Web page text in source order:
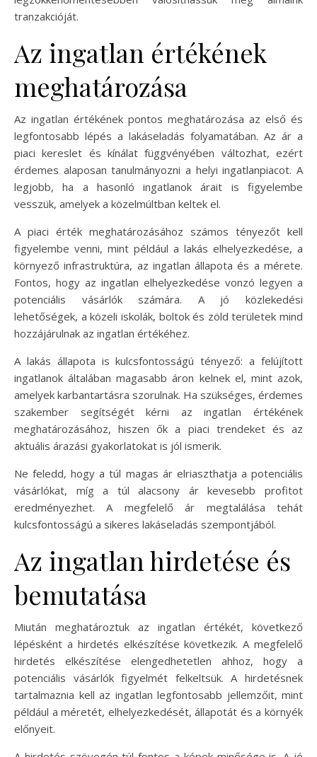
tranzakcióját.
Az ingatlan értékének
meghatározása
Az ingatlan értékének pontos meghatározása az első és
legfontosabb lépés a lakáseladás folyamatában. Az ár a
piaci kereslet és kínálat függvényében változhat, ezért
érdemes alaposan tanulmányozni a helyi ingatlanpiacot. A
legjobb, ha a hasonló ingatlanok árait is figyelembe
vesszük, amelyek a közelmúltban keltek el.
A piaci érték meghatározásához számos tényezőt kell
figyelembe venni, mint például a lakás elhelyezkedése, a
környező infrastruktúra, az ingatlan állapota és a mérete.
Fontos, hogy az ingatlan elhelyezkedése vonzó legyen a
potenciális vásárlók számára. A jó közlekedési
lehetőségek, a közeli iskolák, boltok és zöld területek mind
hozzájárulnak az ingatlan értékéhez.
A lakás állapota is kulcsfontosságú tényező: a felújított
ingatlanok általában magasabb áron kelnek el, mint azok,
amelyek karbantartásra szorulnak. Ha szükséges, érdemes
szakember segítségét kérni az ingatlan értékének
meghatározásához, hiszen ők a piaci trendeket és az
aktuális árazási gyakorlatokat is jól ismerik.
Ne feledd, hogy a túl magas ár elriaszthatja a potenciális
vásárlókat, míg a túl alacsony ár kevesebb profitot
eredményezhet. A megfelelő ár megtalálása tehát
kulcsfontosságú a sikeres lakáseladás szempontjából.
Az ingatlan hirdetése és
bemutatása
Miután meghatároztuk az ingatlan értékét, következő
lépésként a hirdetés elkészítése következik. A megfelelő
hirdetés elkészítése elengedhetetlen ahhoz, hogy a
potenciális vásárlók figyelmét felkeltsük. A hirdetésnek
tartalmaznia kell az ingatlan legfontosabb jellemzőit, mint
például a méretét, elhelyezkedését, állapotát és a környék
előnyeit.